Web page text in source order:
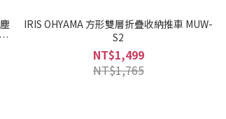
IRIS OHYAMA 方形雙層折疊收納推車 MUW-
S2
NT$1,499
NT$1,765